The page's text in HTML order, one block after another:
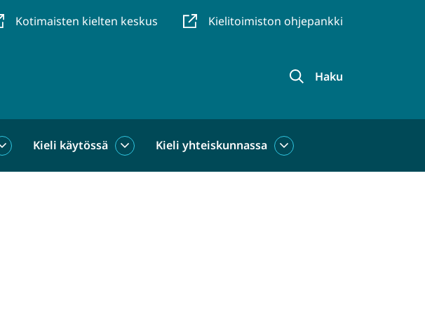
Kotimaisten kielten keskus Kielitoimiston ohjepankki
Haku
KielimuodotKieli käytössä
Kieli
Kieli yhteiskunnassa
Kieli